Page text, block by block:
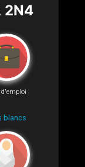
2N4
d'emploi
blancs